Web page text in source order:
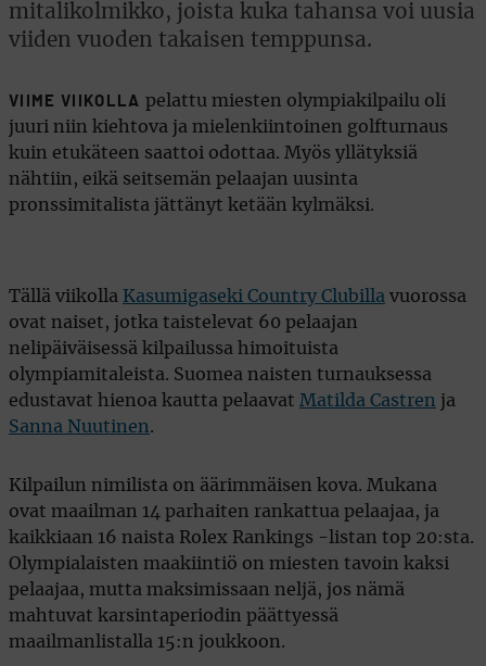
mitalikolmikko, joista kuka tahansa voi uusia
viiden vuoden takaisen temppunsa.
VIIME VIIKOLLA pelattu miesten olympiakilpailu oli
juuri niin kiehtova ja mielenkiintoinen golfturnaus
kuin etukäteen saattoi odottaa. Myös yllätyksiä
nähtiin, eikä seitsemän pelaajan uusinta
pronssimitalista jättänyt ketään kylmäksi.
Tällä viikolla Kasumigaseki Country Clubilla vuorossa
ovat naiset, jotka taistelevat 60 pelaajan
nelipäiväisessä kilpailussa himoituista
olympiamitaleista. Suomea naisten turnauksessa
edustavat hienoa kautta pelaavat Matilda Castren ja
Sanna Nuutinen.
Kilpailun nimilista on äärimmäisen kova. Mukana
ovat maailman 14 parhaiten rankattua pelaajaa, ja
kaikkiaan 16 naista Rolex Rankings -listan top 20:sta.
Olympialaisten maakiintiö on miesten tavoin kaksi
pelaajaa, mutta maksimissaan neljä, jos nämä
mahtuvat karsintaperiodin päättyessä
maailmanlistalla 15:n joukkoon.